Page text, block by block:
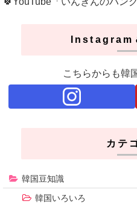
Instagram
こちらからも韓
カテ
韓国豆知識
韓国いろいろ